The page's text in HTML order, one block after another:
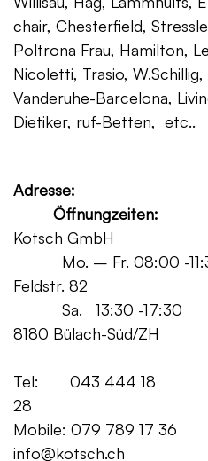
chair, Chesterfield,
Poltrona Frau, Hamilton,
Nicoletti, Trasio,
Vanderuhe-Barcelona,
Dietiker, ruf-Betten, etc..
Adresse:
Öffnungzeiten:
Kotsch
Mo. – Fr. 08:00 -
Sa. 13:30 -17:30
8180
Tel: 043 444 18
Mobile: 079 789 17 36
info@kotsch.ch